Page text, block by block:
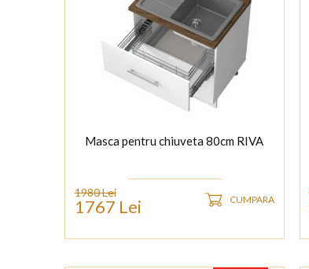
Masca pentru chiuveta 80cm RIVA
1980 Lei
1767 Lei CUMPARA